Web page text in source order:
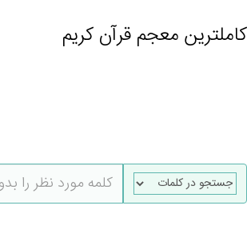
کاملترین معجم قرآن کریم